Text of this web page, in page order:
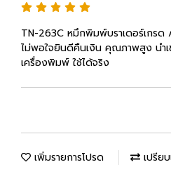
TN-263C หมึกพิมพ์บราเดอร์เกรด
ไม่พอใจยินดีคืนเงิน คุณภาพสูง นำ
เครื่องพิมพ์ ใช้ได้จริง
เพิ่มรายการโปรด เปรีย